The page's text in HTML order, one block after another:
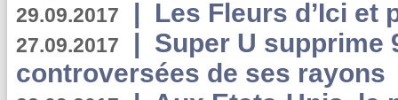
29.09.2017 | Les Fleurs d’Ici et
27.09.2017 | Super U supprime
controversées de ses rayons